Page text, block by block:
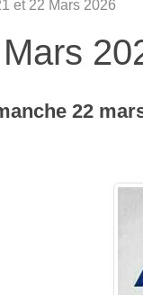
et 22 Mars 2026
22